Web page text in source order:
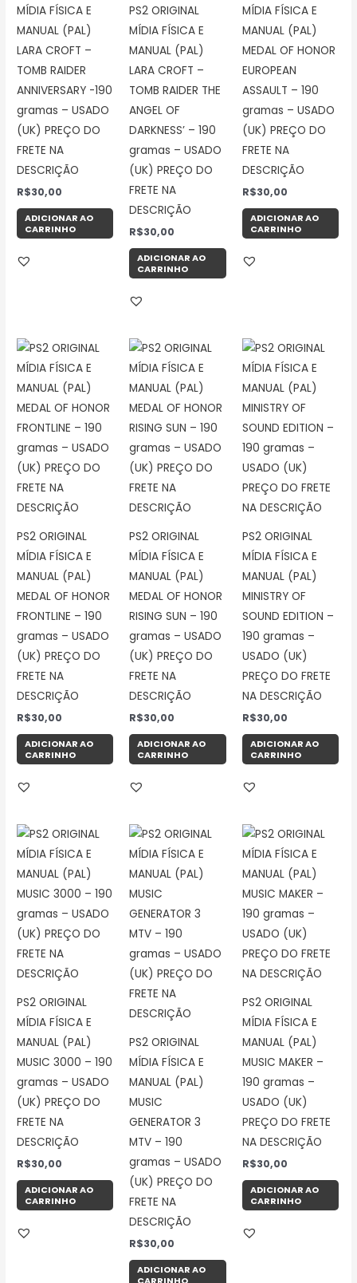
MÍDIA FÍSICA E
MANUAL (PAL)
LARA CROFT –
TOMB RAIDER
ANNIVERSARY -190
gramas – USADO
(UK) PREÇO DO
FRETE NA
DESCRIÇÃO
R$30,00
ADICIONAR AO
CARRINHO
PS2 ORIGINAL
MÍDIA FÍSICA E
MANUAL (PAL)
LARA CROFT –
TOMB RAIDER THE
ANGEL OF
DARKNESS’ – 190
gramas – USADO
(UK) PREÇO DO
FRETE NA
DESCRIÇÃO
R$30,00
ADICIONAR AO
CARRINHO
MÍDIA FÍSICA E
MANUAL (PAL)
MEDAL OF HONOR
EUROPEAN
ASSAULT – 190
gramas – USADO
(UK) PREÇO DO
FRETE NA
DESCRIÇÃO
R$30,00
ADICIONAR AO
CARRINHO
PS2 ORIGINAL
MÍDIA FÍSICA E
MANUAL (PAL)
MEDAL OF HONOR
FRONTLINE – 190
gramas – USADO
(UK) PREÇO DO
FRETE NA
DESCRIÇÃO
R$30,00
ADICIONAR AO
CARRINHO
PS2 ORIGINAL
MÍDIA FÍSICA E
MANUAL (PAL)
MEDAL OF HONOR
RISING SUN – 190
gramas – USADO
(UK) PREÇO DO
FRETE NA
DESCRIÇÃO
R$30,00
ADICIONAR AO
CARRINHO
PS2 ORIGINAL
MÍDIA FÍSICA E
MANUAL (PAL)
MINISTRY OF
SOUND EDITION –
190 gramas –
USADO (UK)
PREÇO DO FRETE
NA DESCRIÇÃO
R$30,00
ADICIONAR AO
CARRINHO
PS2 ORIGINAL
MÍDIA FÍSICA E
MANUAL (PAL)
MUSIC 3000 – 190
gramas – USADO
(UK) PREÇO DO
FRETE NA
DESCRIÇÃO
R$30,00
ADICIONAR AO
CARRINHO
PS2 ORIGINAL
MÍDIA FÍSICA E
MANUAL (PAL)
MUSIC
GENERATOR 3
MTV – 190
gramas – USADO
(UK) PREÇO DO
FRETE NA
DESCRIÇÃO
R$30,00
ADICIONAR AO
CARRINHO
PS2 ORIGINAL
MÍDIA FÍSICA E
MANUAL (PAL)
MUSIC MAKER –
190 gramas –
USADO (UK)
PREÇO DO FRETE
NA DESCRIÇÃO
R$30,00
ADICIONAR AO
CARRINHO